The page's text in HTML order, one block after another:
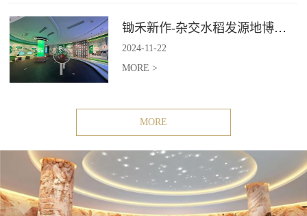
锄禾新作-杂交水稻发源地博物苑，欢迎前去打卡体验
2024-11 -22
MORE >
MORE